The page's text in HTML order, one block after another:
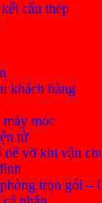
cấu thép
khách hàng
móc
tử
dễ vỡ khi vận
trọn gói –